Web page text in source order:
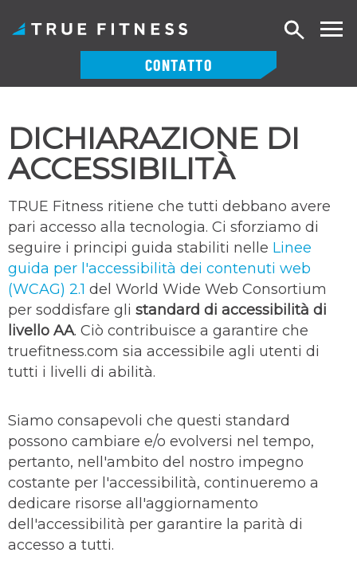
contenuto
CONTATTO
Ricerca
DICHIARAZIONE DI
ACCESSIBILITÀ
TRUE Fitness ritiene che tutti debbano avere
pari accesso alla tecnologia. Ci sforziamo di
seguire i principi guida stabiliti nelle Linee
guida per l'accessibilità dei contenuti web
(WCAG) 2.1 del World Wide Web Consortium
per soddisfare gli standard di accessibilità di
livello AA. Ciò contribuisce a garantire che
truefitness.com sia accessibile agli utenti di
tutti i livelli di abilità.
Siamo consapevoli che questi standard
possono cambiare e/o evolversi nel tempo,
pertanto, nell'ambito del nostro impegno
costante per l'accessibilità, continueremo a
dedicare risorse all'aggiornamento
dell'accessibilità per garantire la parità di
accesso a tutti.